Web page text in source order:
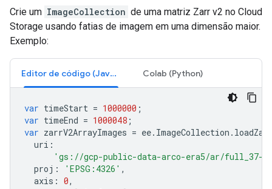
Crie um ImageCollection de uma matriz Zarr v2 no Cloud
Storage usando fatias de imagem em uma dimensão maior.
Exemplo:
Editor de código (JavaScript) Colab (Python)
var timeStart = 1000000 ;
var timeEnd = 1000048 ;
var zarrV2ArrayImages = ee. ImageCollection .
uri :
'gs://gcp-public-data-arco-era5/ar/full_37-
proj : 'EPSG:4326' ,
axis : 0,